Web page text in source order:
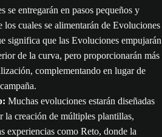
se entregarán en pasos pequeños y
los cuales se alimentarán de Evoluciones
significa que las Evoluciones empujarán
de la curva, pero proporcionarán más
complementando en lugar de
Muchas evoluciones estarán diseñadas
la creación de múltiples plantillas,
experiencias como Reto, donde la